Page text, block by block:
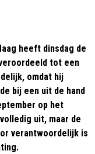
heeft dinsdag de
tot een
omdat hij
bij een uit de hand
op het
uit, maar de
verantwoordelijk is